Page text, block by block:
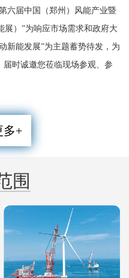
六届中国（郑州）风能产业暨
展）”为响应市场需求和政府大
新能发展”为主题蓄势待发，为
时诚邀您莅临现场参观、参
多+
围